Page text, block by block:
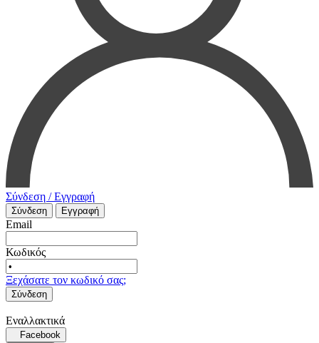
Σύνδεση / Εγγραφή
Σύνδεση Εγγραφή
Email
Κωδικός
Ξεχάσατε τον κωδικό σας;
Σύνδεση
Εναλλακτικά
Facebook